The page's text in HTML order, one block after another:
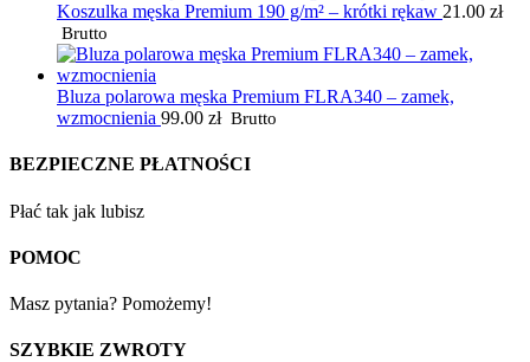
Koszulka męska Premium 190 g/m² – krótki rękaw 21.00 zł
Brutto
Bluza polarowa męska Premium FLRA340 – zamek,
wzmocnienia 99.00 zł Brutto
BEZPIECZNE PŁATNOŚCI
Płać tak jak lubisz
POMOC
Masz pytania? Pomożemy!
SZYBKIE ZWROTY